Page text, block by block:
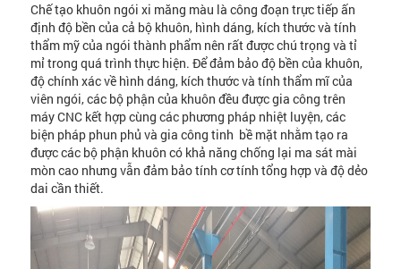
Chế tạo khuôn ngói xi măng màu là công đoạn trực tiếp ấn
định độ bền của cả bộ khuôn, hình dáng, kích thước và tính
thẩm mỹ của ngói thành phẩm nên rất được chú trọng và tỉ
mỉ trong quá trình thực hiện. Để đảm bảo độ bền của khuôn,
độ chính xác về hình dáng, kích thước và tính thẩm mĩ của
viên ngói, các bộ phận của khuôn đều được gia công trên
máy CNC kết hợp cùng các phương pháp nhiệt luyện, các
biện pháp phun phủ và gia công tinh bề mặt nhằm tạo ra
được các bộ phận khuôn có khả năng chống lại ma sát mài
mòn cao nhưng vẫn đảm bảo tính cơ tính tổng hợp và độ dẻo
dai cần thiết.